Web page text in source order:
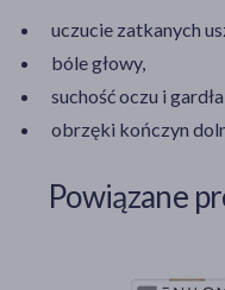
uczucie zatkanych
bóle głowy,
suchość oczu i
obrzęki kończyn
Powiązane